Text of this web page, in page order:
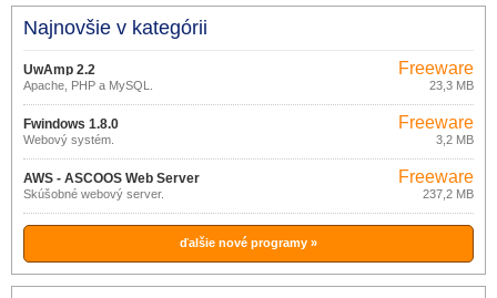
Najnovšie v kategórii
UwAmp 2.2
Apache, PHP a MySQL.
Freeware
23,3 MB
Fwindows 1.8.0
Webový systém.
Freeware
3,2 MB
AWS - ASCOOS Web Server
01031400
Skúšobné webový server.
Freeware
237,2 MB
ďalšie nové programy »